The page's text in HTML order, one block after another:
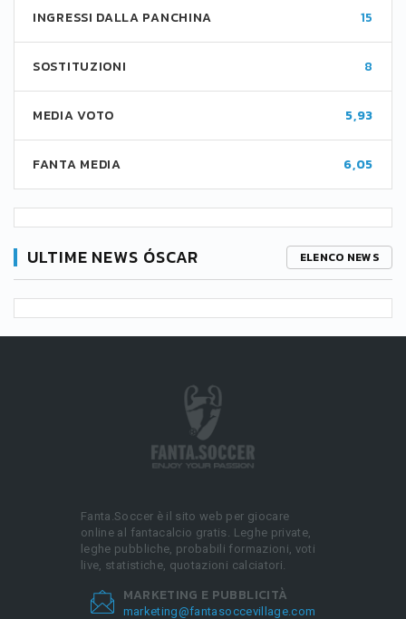
INGRESSI DALLA PANCHINA 15
SOSTITUZIONI 8
MEDIA VOTO 5,93
FANTA MEDIA 6,05
ULTIME NEWS ÓSCAR ELENCO NEWS
Fanta.Soccer è il sito web per giocare
online al fantacalcio gratis. Leghe private,
leghe pubbliche, probabili formazioni, voti
live, statistiche, quotazioni calciatori.
MARKETING E PUBBLICITÀ
marketing@fantasoccevillage.com